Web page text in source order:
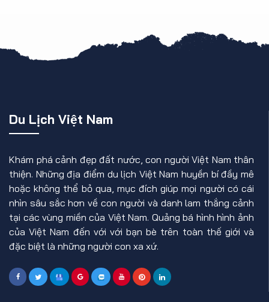
Du Lịch Việt Nam
Khám phá cảnh đẹp đất nước, con người Việt Nam thân
thiện. Những địa điểm du lịch Việt Nam huyền bí đầy mê
hoặc không thể bỏ qua, mục đích giúp mọi người có cái
nhìn sâu sắc hơn về con người và danh lam thắng cảnh
tại các vùng miền của Việt Nam. Quảng bá hình hình ảnh
của Việt Nam đến với với bạn bè trên toàn thế giới và
đặc biệt là những người con xa xứ.